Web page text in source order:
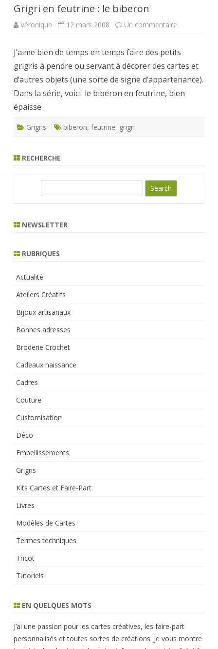
Grigri en feutrine : le biberon
Véronique 12 mars 2008 Un commentaire
:
biberon
J’aime bien de temps en temps faire des petits
grigris à pendre ou servant à décorer des cartes et
d’autres objets (une sorte de signe d’appartenance).
Dans la série, voici le biberon en feutrine, bien
épaisse.
Grigris biberon, feutrine, grigri
RECHERCHE
r
NEWSLETTER
RUBRIQUES
Actualité
Ateliers Créatifs
Bijoux artisanaux
Bonnes adresses
Broderie Crochet
Cadeaux naissance
Cadres
Couture
Customisation
Déco
Embellissements
Grigris
Kits Cartes et Faire-Part
Livres
Modèles de Cartes
Termes techniques
Tricot
Tutoriels
EN QUELQUES MOTS
J’ai une passion pour les cartes créatives, les faire-part
personnalisés et toutes sortes de créations. Je vous montre